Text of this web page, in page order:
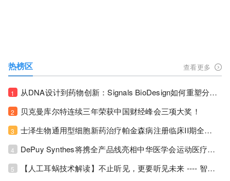
热榜区 查看更多
1 从DNA设计到药物创新：Signals BioDesign如何重塑分子生物学研发生态！
2 贝克曼库尔特连续三年荣获中国财经峰会三项大奖！
3 士泽生物通用型细胞新药治疗帕金森病注册临床II期全部入组完成！
4 DePuy Synthes将携全产品线亮相中华医学会运动医疗分会大会，加码布局中国运动医学创新赛道！
5 【人工耳蜗技术解读】不止听见，更要听见未来 ---- 智能耳蜗，开启人工耳蜗技术新纪元！